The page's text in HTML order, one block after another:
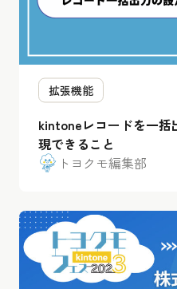
拡張機能
kintoneレコードを一
現できること
トヨクモ編集部